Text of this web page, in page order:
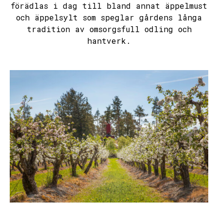
förädlas i dag till bland annat äppelmust
och äppelsylt som speglar gårdens långa
tradition av omsorgsfull odling och
hantverk.